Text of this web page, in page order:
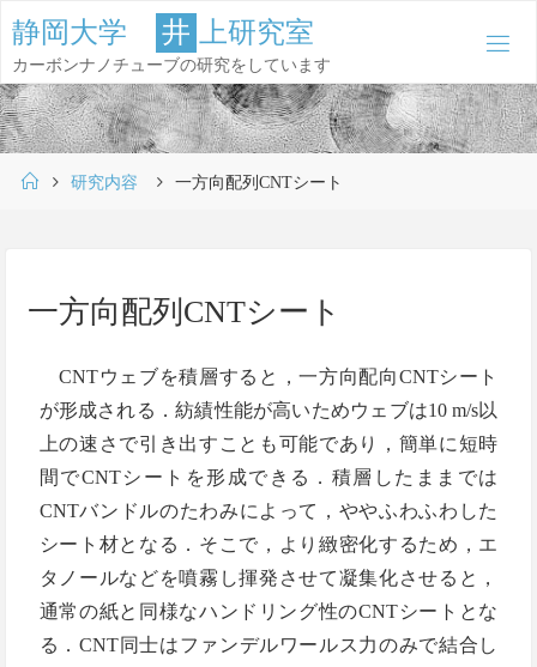
コ
ン
テ
ン
ツ
静岡大学 井 上研究室
カーボンナノチューブの研究をしています
ホ
研究内容 一方向配列CNTシート
一方向配列CNTシート
CNTウェブを積層すると，一方向配向CNTシート
が形成される．紡績性能が高いためウェブは10 m/s以
上の速さで引き出すことも可能であり，簡単に短時
間でCNTシートを形成できる．積層したままでは
CNTバンドルのたわみによって，ややふわふわした
シート材となる．そこで，より緻密化するため，エ
タノールなどを噴霧し揮発させて凝集化させると，
通常の紙と同様なハンドリング性のCNTシートとな
る．CNT同士はファンデルワールス力のみで結合し